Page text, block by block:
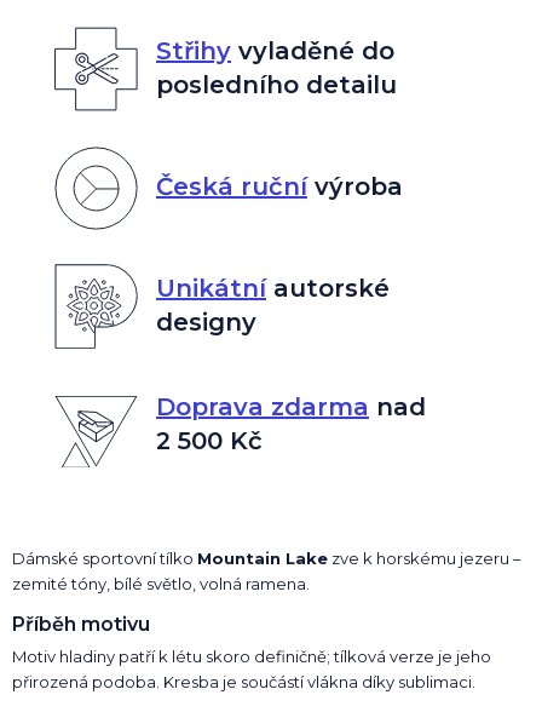
Střihyvyladěné do
posledního detailu
Česká ručnívýroba
Unikátníautorské
designy
Doprava zdarma nad
2 500 Kč
Dámské sportovní tílko Mountain Lake zve k horskému jezeru –
zemité tóny, bílé světlo, volná ramena.
Příběh motivu
Motiv hladiny patří k létu skoro definičně; tílková verze je jeho
přirozená podoba. Kresba je součástí vlákna díky sublimaci.